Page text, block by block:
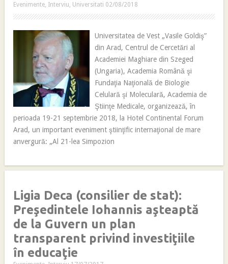
Evenimente, Interviu, Universitati 02/08/2018
Universitatea de Vest „Vasile Goldiş”
din Arad, Centrul de Cercetări al
Academiei Maghiare din Szeged
(Ungaria), Academia Română şi
Fundaţia Naţională de Biologie
Celulară şi Moleculară, Academia de
Ştiinţe Medicale, organizează, în
perioada 19-21 septembrie 2018, la Hotel Continental Forum
Arad, un important eveniment ştiinţific internaţional de mare
anvergură: „Al 21-lea Simpozion
Ligia Deca (consilier de stat):
Preşedintele Iohannis aşteaptă
de la Guvern un plan
transparent privind investiţiile
în educaţie